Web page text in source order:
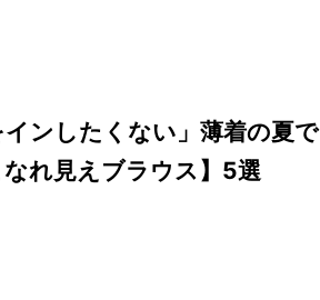
インしたくない」薄着の夏で
なれ見えブラウス】5選